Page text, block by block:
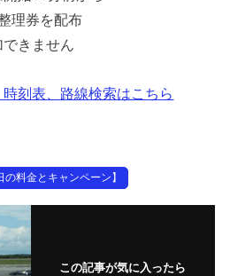
理券を配布
きません
刻表、路線検索はこちら
料金とキャンペーン】
この記事が気に入ったら